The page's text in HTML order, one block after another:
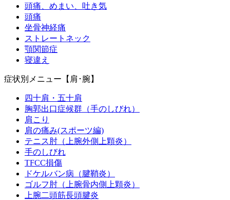
頭痛、めまい、吐き気
頭痛
坐骨神経痛
ストレートネック
顎関節症
寝違え
症状別メニュー【肩･腕】
四十肩・五十肩
胸郭出口症候群（手のしびれ）
肩こり
肩の痛み(スポーツ編)
テニス肘（上腕外側上顆炎）
手のしびれ
TFCC損傷
ドケルバン病（腱鞘炎）
ゴルフ肘（上腕骨内側上顆炎）
上腕二頭筋長頭腱炎